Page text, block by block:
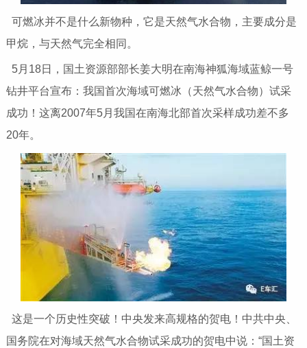
可燃冰并不是什么新物种，它是天然气水合物，主要成分是
甲烷，与天然气完全相同。
5月18日，国土资源部部长姜大明在南海神狐海域蓝鲸一号
钻井平台宣布：我国首次海域可燃冰（天然气水合物）试采
成功！这离2007年5月我国在南海北部首次采样成功差不多
20年。
这是一个历史性突破！中央发来高规格的贺电！中共中央、
国务院在对海域天然气水合物试采成功的贺电中说：“国土资